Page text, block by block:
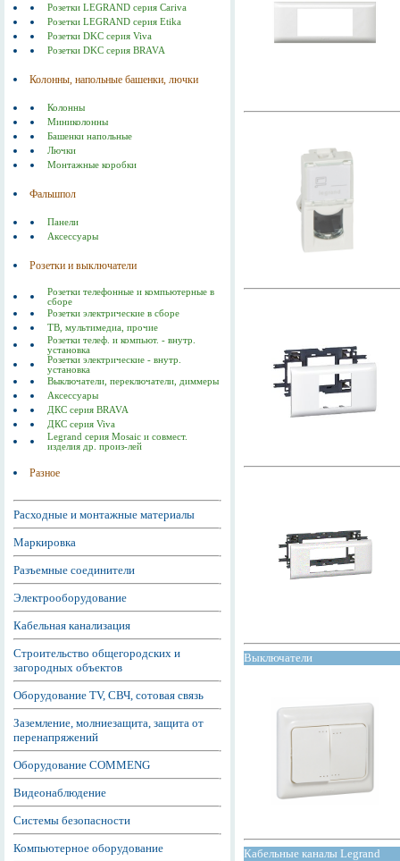
Розетки LEGRAND серия Cariva
Розетки LEGRAND серия Etika
Розетки DKC серия Viva
Розетки DKC серия BRAVA
Колонны, напольные башенки, лючки
Колонны
Миниколонны
Башенки напольные
Лючки
Монтажные коробки
Фальшпол
Панели
Аксессуары
Розетки и выключатели
Розетки телефонные и компьютерные в
сборе
Розетки электрические в сборе
ТВ, мультимедиа, прочие
Розетки телеф. и компьют. - внутр.
установка
Розетки электрические - внутр.
установка
Выключатели, переключатели, диммеры
Аксессуары
ДКС серия BRAVA
ДКС серия Viva
Legrand серия Mosaic и совмест.
изделия др. произ-лей
Разное
Расходные и монтажные материалы
Маркировка
Разъемные соединители
Электрооборудование
Кабельная канализация
Строительство общегородских и
загородных объектов
Оборудование TV, СВЧ, сотовая связь
Заземление, молниезащита, защита от
перенапряжений
Оборудование COMMENG
Видеонаблюдение
Системы безопасности
Компьютерное оборудование
Выключатели
Кабельные каналы Legrand